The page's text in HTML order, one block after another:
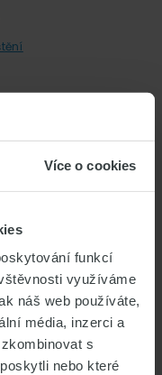
Více o cookies
funkcí
využíváme
náš web používáte,
média, inzerci a
s
nebo které